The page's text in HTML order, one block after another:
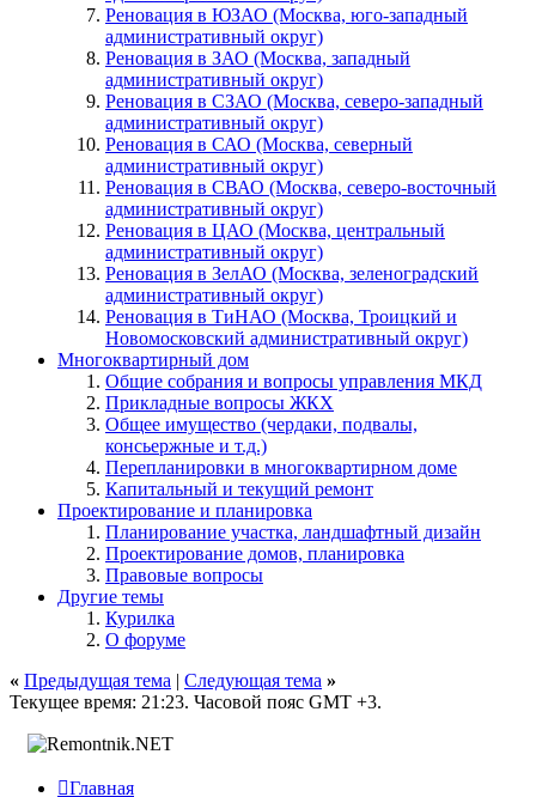
Реновация в ЮЗАО (Москва, юго-западный
административный округ)
Реновация в ЗАО (Москва, западный
административный округ)
Реновация в СЗАО (Москва, северо-западный
административный округ)
Реновация в САО (Москва, северный
административный округ)
Реновация в СВАО (Москва, северо-восточный
административный округ)
Реновация в ЦАО (Москва, центральный
административный округ)
Реновация в ЗелАО (Москва, зеленоградский
административный округ)
Реновация в ТиНАО (Москва, Троицкий и
Новомосковский административный округ)
Многоквартирный дом
Общие собрания и вопросы управления МКД
Прикладные вопросы ЖКХ
Общее имущество (чердаки, подвалы,
консьержные и т.д.)
Перепланировки в многоквартирном доме
Капитальный и текущий ремонт
Проектирование и планировка
Планирование участка, ландшафтный дизайн
Проектирование домов, планировка
Правовые вопросы
Другие темы
Курилка
О форуме
« Предыдущая тема | Следующая тема »
Текущее время: 21:23. Часовой пояс GMT +3.
Главная